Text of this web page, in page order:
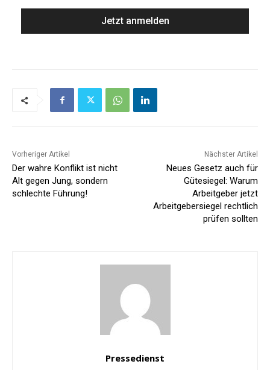
Vorheriger Artikel
Der wahre Konflikt ist nicht
Alt gegen Jung, sondern
schlechte Führung!
Nächster Artikel
Neues Gesetz auch für
Gütesiegel: Warum
Arbeitgeber jetzt
Arbeitgebersiegel rechtlich
prüfen sollten
Pressedienst